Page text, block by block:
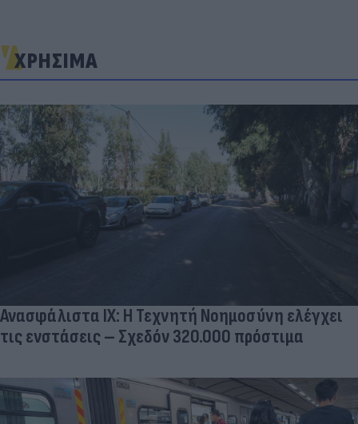
ΧΡΗΣΙΜΑ
Ανασφάλιστα ΙΧ: Η Τεχνητή Νοημοσύνη ελέγχει
τις ενστάσεις – Σχεδόν 320.000 πρόστιμα